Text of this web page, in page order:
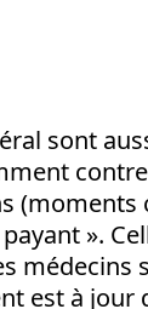
sont
(moments
».
médecins
est à jour